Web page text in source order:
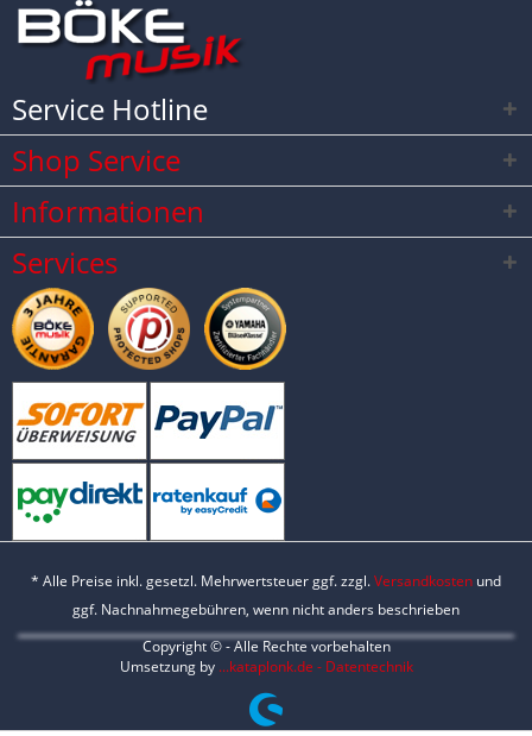
Service Hotline
Shop Service
Informationen
Services
* Alle Preise inkl. gesetzl. Mehrwertsteuer ggf. zzgl.Versandkosten und
ggf. Nachnahmegebühren, wenn nicht anders beschrieben
Copyright © - Alle Rechte vorbehalten
Umsetzung by ...kataplonk.de - Datentechnik